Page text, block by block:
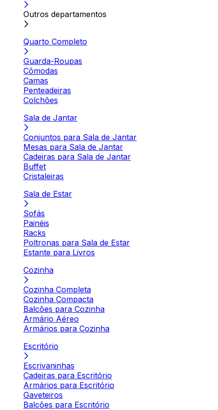
Outros departamentos
Quarto Completo
Guarda-Roupas
Cômodas
Camas
Penteadeiras
Colchões
Sala de Jantar
Conjuntos para Sala de Jantar
Mesas para Sala de Jantar
Cadeiras para Sala de Jantar
Buffet
Cristaleiras
Sala de Estar
Sofás
Painéis
Racks
Poltronas para Sala de Estar
Estante para Livros
Cozinha
Cozinha Completa
Cozinha Compacta
Balcões para Cozinha
Armário Aéreo
Armários para Cozinha
Escritório
Escrivaninhas
Cadeiras para Escritório
Armários para Escritório
Gaveteiros
Balcões para Escritório